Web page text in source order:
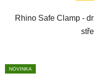
Rhino Safe Clamp -
NOVINKA